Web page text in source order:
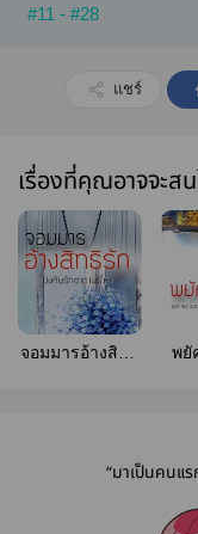
#11 - #28
แชร์
เรื่องที่คุณอาจจะส
จอมมารอ้างสิทธิ
พยั
“มาเป็นคนแร